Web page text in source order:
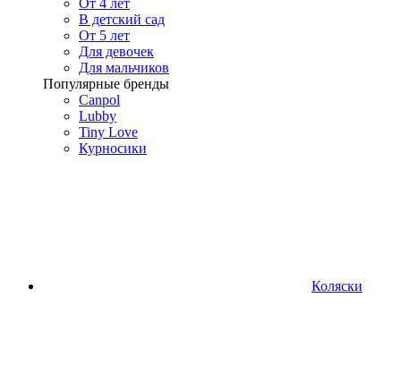
От 4 лет
В детский сад
От 5 лет
Для девочек
Для мальчиков
Популярные бренды
Canpol
Lubby
Tiny Love
Курносики
Коляски